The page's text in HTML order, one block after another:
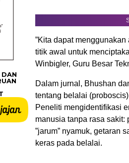
”Kita dapat
titik awal untuk
Winbigler, Guru Besar
Dalam jurnal, Bhushan
tentang belalai
Peneliti mengidentifikasi
manusia tanpa rasa
”jarum” nyamuk, getaran
keras pada belalai.